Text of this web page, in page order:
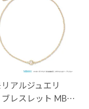
アルジュエリ
レスレット MB…